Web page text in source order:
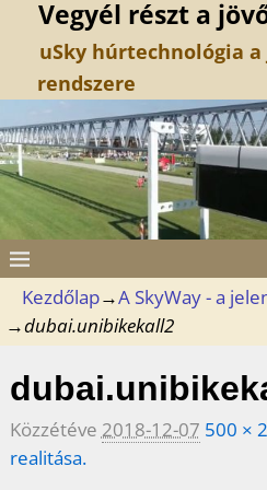
Vegyél részt a
uSky húrtechnológia
rendszere
Kezdőlap→A SkyWay - a
→dubai.unibikekall2
Közzétéve 2018-12-07 500 ×
realitása.